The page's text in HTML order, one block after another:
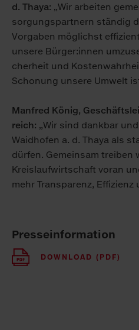
d. Tha­ya: „Wir ar­bei­ten
sor­gungs­part­nern stän­dig
Vor­ga­ben mög­lichst
un­se­re Bür­ger:in­nen
cher­heit und
Scho­nung un­se­re Um­welt
Man­fred Kö­nig,
reich: „Wir sind dank­bar
Waid­ho­fen a. d. Tha­ya als
dür­fen. Ge­mein­sam trei­ben
Kreis­lauf­wirt­schaft vor­an
mehr Trans­pa­renz, Ef­fi­zi­enz
Presseinformation
DOWNLOAD (PDF)